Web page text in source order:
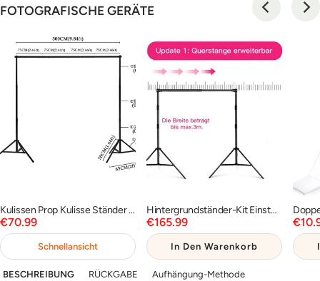
FOTOGRAFISCHE GERÄTE
Kulissen Prop Kulisse Ständer für Fotografie Photo Video Studio PROP-RF0005
Angebotspreis
€70.99
Schnellansicht
Hintergrundständer-Kit Einstellbares Hintergrund-Stützsystem PR2
Angebotspreis
€165.99
In Den Warenkorb
BESCHREIBUNG RÜCKGABE Aufhängung-Methode